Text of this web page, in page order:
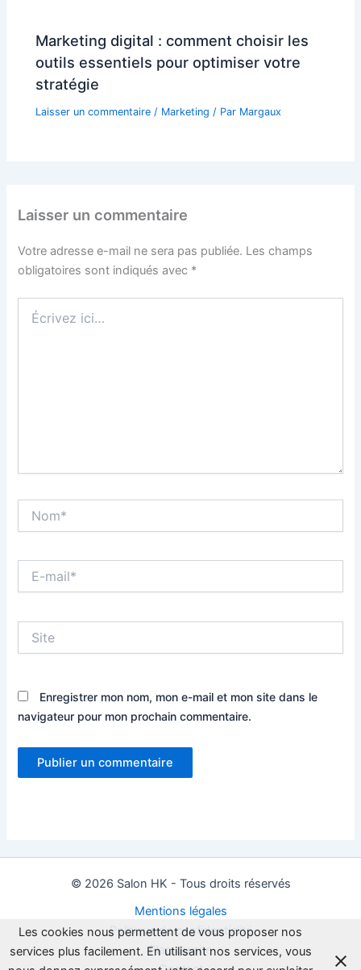
Marketing digital : comment choisir les
outils essentiels pour optimiser votre
stratégie
Laisser un commentaire / Marketing / Par Margaux
Laisser un commentaire
Votre adresse e-mail ne sera pas publiée. Les champs
obligatoires sont indiqués avec *
ici…
mail*
Enregistrer mon nom, mon e-mail et mon site dans le
navigateur pour mon prochain commentaire.
© 2026 Salon HK - Tous droits réservés
Mentions légales
Politique de confidentialité
Plan du site
Les cookies nous permettent de vous proposer nos
services plus facilement. En utilisant nos services, vous